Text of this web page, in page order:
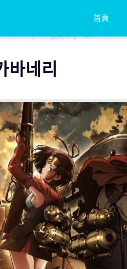
首頁
바네리